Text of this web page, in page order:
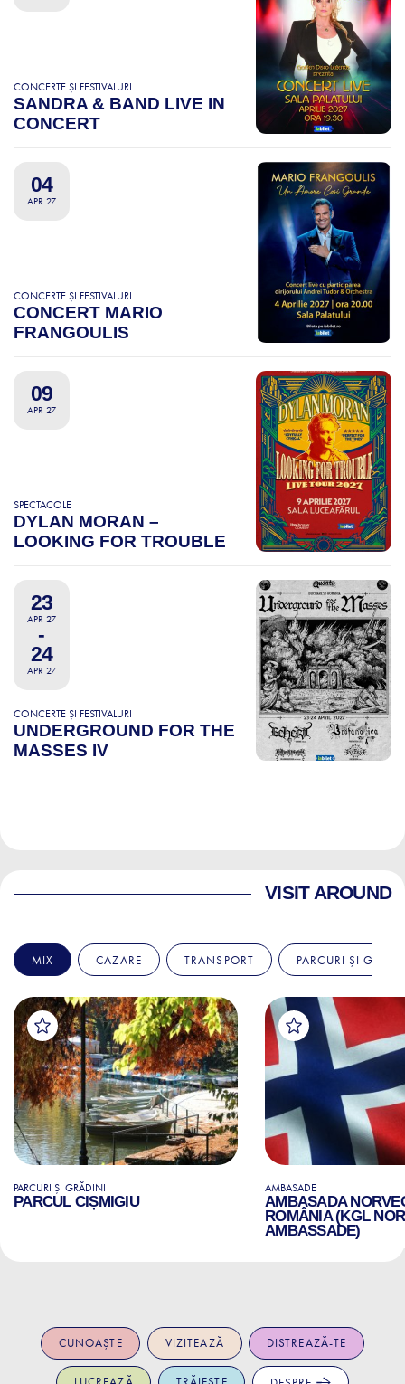
CONCERTE ȘI FESTIVALURI
SANDRA & BAND LIVE IN
CONCERT
04
APR 27
CONCERTE ȘI FESTIVALURI
CONCERT MARIO
FRANGOULIS
09
APR 27
SPECTACOLE
DYLAN MORAN –
LOOKING FOR TROUBLE
23
APR 27
-
24
APR 27
CONCERTE ȘI FESTIVALURI
UNDERGROUND FOR THE
MASSES IV
VISIT AROUND
MIX CAZARE TRANSPORT PARCURI ȘI
PARCURI ȘI GRĂDINI
PARCUL CIȘMIGIU
AMBASADE
AMBASADA
ROMÂNIA (KGL
AMBASSADE)
CUNOAȘTE VIZITEAZĂ DISTREAZĂ-TE